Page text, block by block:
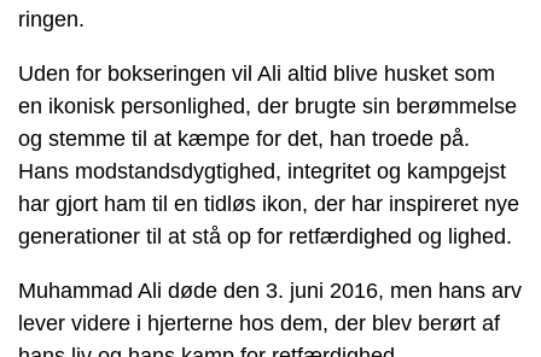
ringen.
Uden for bokseringen vil Ali altid blive husket som
en ikonisk personlighed, der brugte sin berømmelse
og stemme til at kæmpe for det, han troede på.
Hans modstandsdygtighed, integritet og kampgejst
har gjort ham til en tidløs ikon, der har inspireret nye
generationer til at stå op for retfærdighed og lighed.
Muhammad Ali døde den 3. juni 2016, men hans arv
lever videre i hjerterne hos dem, der blev berørt af